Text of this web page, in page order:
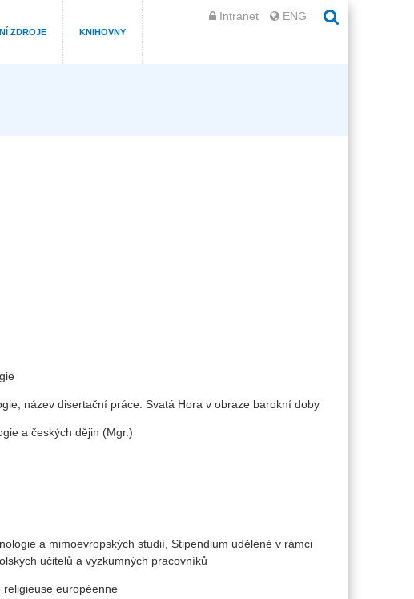
ZDROJE KNIHOVNY
Intranet ENG
název disertační práce: Svatá Hora v obraze barokní doby
a českých dějin (Mgr.)
a mimoevropských studií, Stipendium udělené v rámci
učitelů a výzkumných pracovníků
européenne